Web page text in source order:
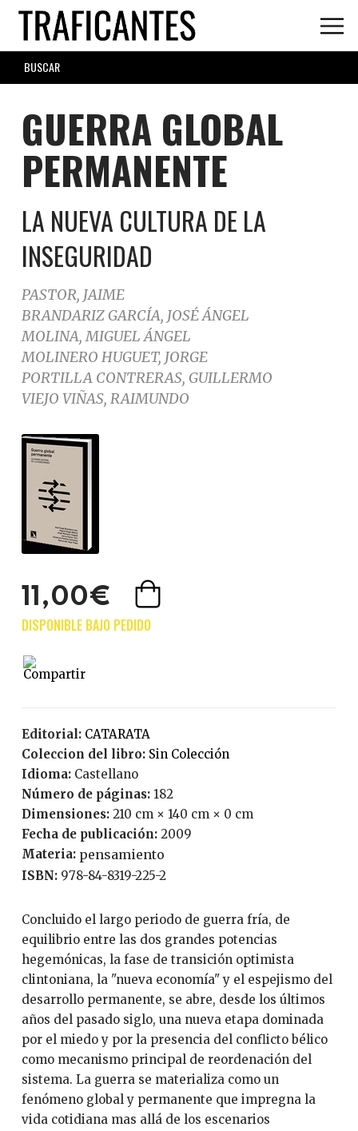
Skip
main
content
SEARCH
FORM
GUERRA GLOBAL
PERMANENTE
LA NUEVA CULTURA DE LA
INSEGURIDAD
PASTOR, JAIME
BRANDARIZ GARCÍA, JOSÉ ÁNGEL
MOLINA, MIGUEL ÁNGEL
MOLINERO HUGUET, JORGE
PORTILLA CONTRERAS, GUILLERMO
VIEJO VIÑAS, RAIMUNDO
11,00€
Editorial:
CATARATA
Coleccion del libro:
Sin Colección
Idioma:
Castellano
Número de páginas: 182
Dimensiones: 210 cm × 140 cm × 0 cm
Fecha de publicación:
2009
Materia: pensamiento
ISBN: 978-84-8319-225-2
Concluido el largo periodo de guerra fría, de
equilibrio entre las dos grandes potencias
hegemónicas, la fase de transición optimista
clintoniana, la "nueva economía" y el espejismo del
desarrollo permanente, se abre, desde los últimos
años del pasado siglo, una nueva etapa dominada
por el miedo y por la presencia del conflicto bélico
como mecanismo principal de reordenación del
sistema. La guerra se materializa como un
fenómeno global y permanente que impregna la
vida cotidiana mas allá de los escenarios